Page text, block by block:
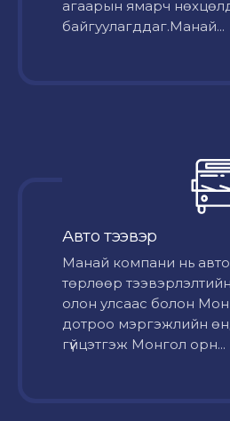
агаарын ямарч
байгуулагддаг.Манай...
Авто тээвэр
Mанай компани нь авто
төрлөөр тээвэрлэлтийн
олон улсаас болон
дотроо мэргэжлийн
гүйцэтгэж Монгол орн...